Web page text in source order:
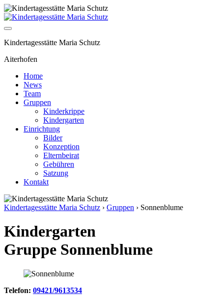
Kindertagesstätte Maria Schutz
Aiterhofen
Home
News
Team
Gruppen
Kinderkrippe
Kindergarten
Einrichtung
Bilder
Konzeption
Elternbeirat
Gebühren
Satzung
Kontakt
Kindertagesstätte Maria Schutz › Gruppen › Sonnenblume
Kindergarten
Gruppe Sonnenblume
Telefon: 09421/9613534